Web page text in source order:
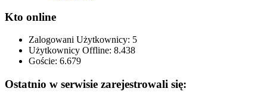
Kto online
Zalogowani Użytkownicy: 5
Użytkownicy Offline: 8.438
Goście: 6.679
Ostatnio w serwisie zarejestrowali się: